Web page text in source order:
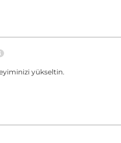
yükseltin.